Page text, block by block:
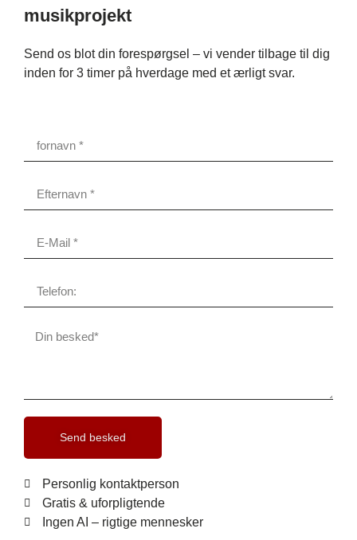
musikprojekt
Send os blot din forespørgsel – vi vender tilbage til dig
inden for 3 timer på hverdage med et ærligt svar.
Send besked
Personlig kontaktperson
Gratis & uforpligtende
Ingen AI – rigtige mennesker